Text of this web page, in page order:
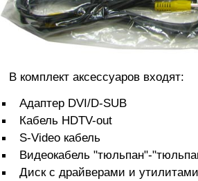
В комплект аксессуаров входят:
Адаптер DVI/D-SUB
Кабель HDTV-out
S-Video кабель
Видеокабель "тюльпан"-
Диск с драйверами и утилитами